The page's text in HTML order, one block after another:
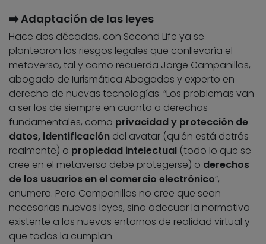
➡️ Adaptación de las leyes
Hace dos décadas, con Second Life ya se
plantearon los riesgos legales que conllevaría el
metaverso, tal y como recuerda Jorge Campanillas,
abogado de Iurismática Abogados y experto en
derecho de nuevas tecnologías. “Los problemas van
a ser los de siempre en cuanto a derechos
fundamentales, como privacidad y protección de
datos, identificación del avatar (quién está detrás
realmente) o propiedad intelectual (todo lo que se
cree en el metaverso debe protegerse) o derechos
de los usuarios en el comercio electrónico”,
enumera. Pero Campanillas no cree que sean
necesarias nuevas leyes, sino adecuar la normativa
existente a los nuevos entornos de realidad virtual y
que todos la cumplan.